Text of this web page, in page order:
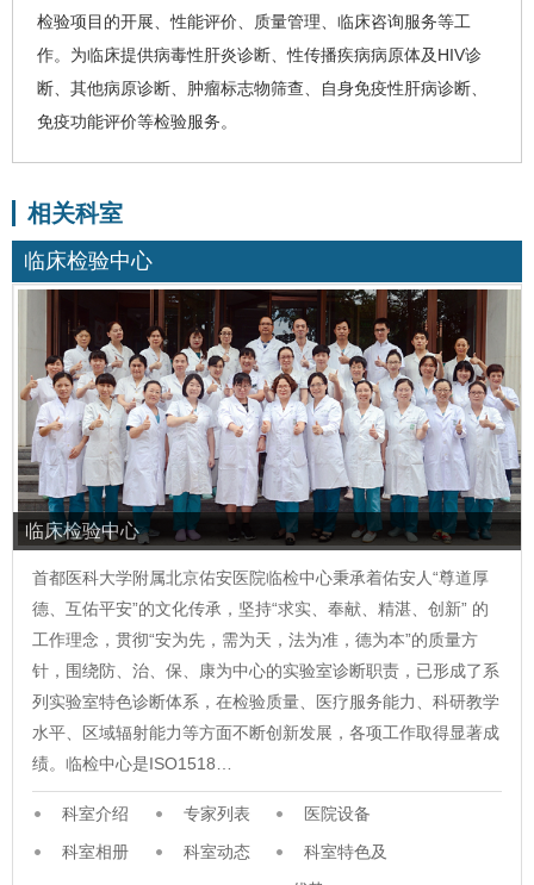
检验项目的开展、性能评价、质量管理、临床咨询服务等工
作。为临床提供病毒性肝炎诊断、性传播疾病病原体及HIV诊
断、其他病原诊断、肿瘤标志物筛查、自身免疫性肝病诊断、
免疫功能评价等检验服务。
相关科室
临床检验中心
临床检验中心
首都医科大学附属北京佑安医院临检中心秉承着佑安人“尊道厚
德、互佑平安”的文化传承，坚持“求实、奉献、精湛、创新” 的
工作理念，贯彻“安为先，需为天，法为准，德为本”的质量方
针，围绕防、治、保、康为中心的实验室诊断职责，已形成了系
列实验室特色诊断体系，在检验质量、医疗服务能力、科研教学
水平、区域辐射能力等方面不断创新发展，各项工作取得显著成
绩。临检中心是ISO1518…
科室介绍 专家列表
医院设备
科室相册
科室动态
科室特色及